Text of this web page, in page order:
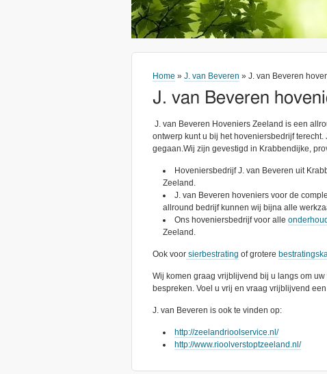
Home » J. van Beveren » J. van Beveren
J. van Beveren
J. van Beveren Hoveniers Zeeland is een
ontwerp kunt u bij het hoveniersbedrijf
gegaan.Wij zijn gevestigd in Krabbendijke,
Hoveniersbedrijf J. van Beveren uit
Zeeland.
J. van Beveren hoveniers voor de
allround bedrijf kunnen wij bijna alle
Ons hoveniersbedrijf voor alle
Zeeland.
Ook voor sierbestrating of grotere
Wij komen graag vrijblijvend bij u langs om
bespreken. Voel u vrij en vraag vrijblijvend
J. van Beveren is ook te vinden op:
http://zeelandrioolservice.nl/
http://www.rioolverstoptzeeland.nl/